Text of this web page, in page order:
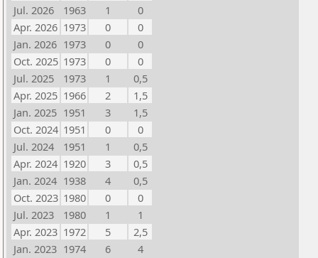
Jul. 2026
1963 1
0
Apr. 2026 1973 0
0
Jan. 2026 1973 0
0
Oct. 2025 1973 0
0
Jul. 2025
1973 1
0,5
Apr. 2025 1966 2
1,5
Jan. 2025 1951 3
1,5
Oct. 2024 1951 0
0
Jul. 2024
1951 1
0,5
Apr. 2024 1920 3
0,5
Jan. 2024 1938 4
0,5
Oct. 2023 1980 0
0
Jul. 2023
1980 1
1
Apr. 2023 1972 5
2,5
Jan. 2023 1974 6
4